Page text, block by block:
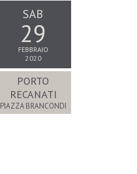
SAB
29
FEBBRAIO
2020
PORTO
RECANATI
PIAZZA BRANCONDI